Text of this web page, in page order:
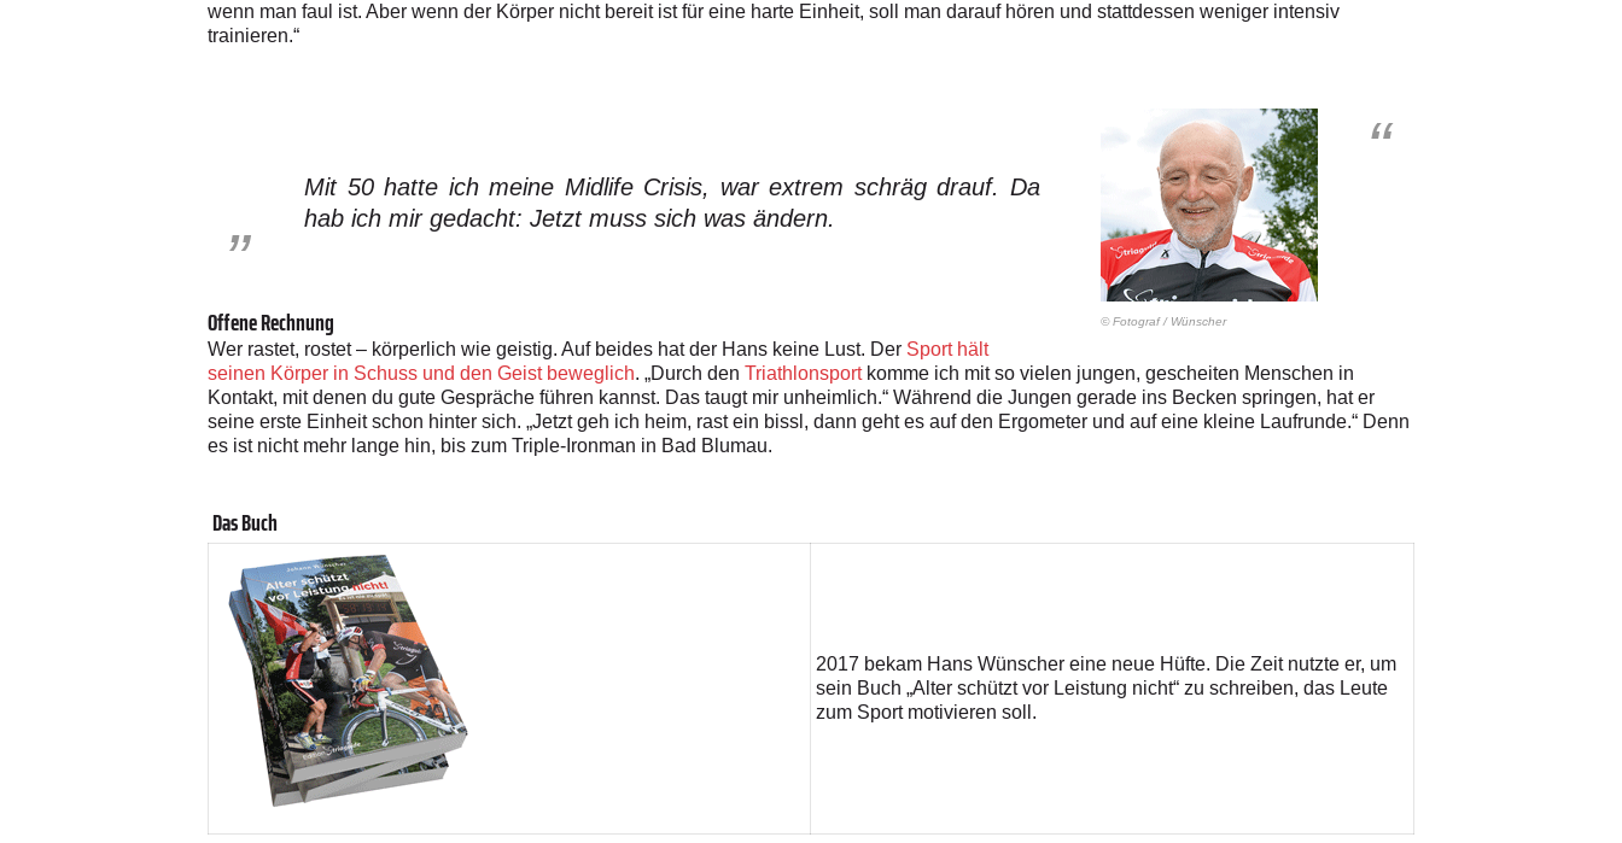
wenn man faul ist. Aber wenn der Körper nicht bereit ist für eine harte Einheit, soll man darauf hören und stattdessen weniger intensiv
trainieren.“
© Fotograf/ Wünscher
Mit 50 hatte ich meine Midlife Crisis, war extrem schräg drauf. Da
hab ich mir gedacht: Jetzt muss sich was ändern.
Offene Rechnung
Wer rastet, rostet – körperlich wie geistig. Auf beides hat der Hans keine Lust. Der Sport hält
seinen Körper in Schuss und den Geist beweglich. „Durch den Triathlonsportkomme ich mit so vielen jungen, gescheiten Menschen in
Kontakt, mit denen du gute Gespräche führen kannst. Das taugt mir unheimlich.“ Während die Jungen gerade ins Becken springen, hat er
seine erste Einheit schon hinter sich. „Jetzt geh ich heim, rast ein bissl, dann geht es auf den Ergometer und auf eine kleine Laufrunde.“ Denn
es ist nicht mehr lange hin, bis zum Triple-Ironman in Bad Blumau.
Das Buch
2017 bekam Hans Wünscher eine neue Hüfte. Die Zeit nutzte er, um
sein Buch „Alter schützt vor Leistung nicht“ zu schreiben, das Leute
zum Sport motivieren soll.